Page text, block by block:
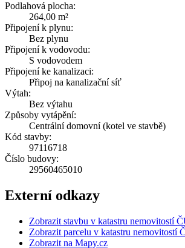
Podlahová plocha:
264,00 m²
Připojení k plynu:
Bez plynu
Připojení k vodovodu:
S vodovodem
Připojení ke kanalizaci:
Připoj na kanalizační síť
Výtah:
Bez výtahu
Způsoby vytápění:
Centrální domovní (kotel ve stavbě)
Kód stavby:
97116718
Číslo budovy:
29560465010
Externí odkazy
Zobrazit stavbu v katastru nemovitostí
Zobrazit parcelu v katastru nemovitostí
Zobrazit na Mapy.cz